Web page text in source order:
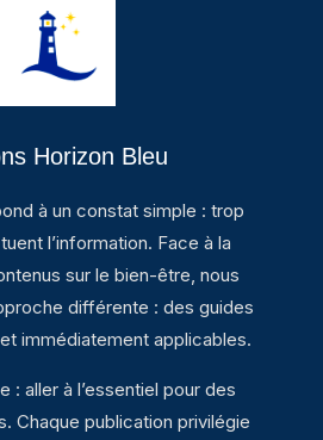
Horizon Bleu
à un constat simple : trop
l’information. Face à la
sur le bien-être, nous
différente : des guides
immédiatement applicables.
: aller à l’essentiel pour des
Chaque publication privilégie